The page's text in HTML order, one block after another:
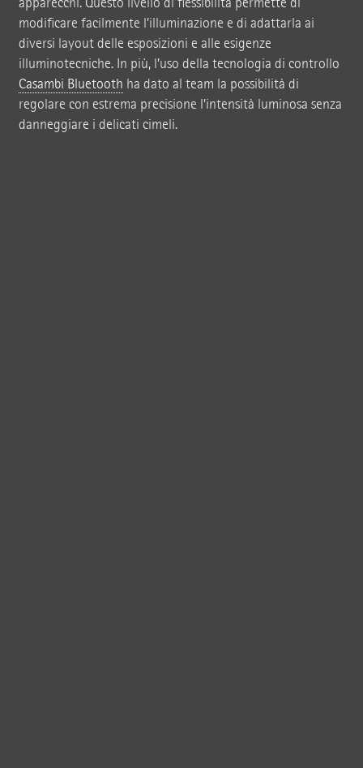
modificare facilmente l’illuminazione e di adattarla ai
diversi layout delle esposizioni e alle esigenze
illuminotecniche. In più, l’uso della tecnologia di controllo
Casambi Bluetooth ha dato al team la possibilità di
regolare con estrema precisione l’intensità luminosa senza
danneggiare i delicati cimeli.